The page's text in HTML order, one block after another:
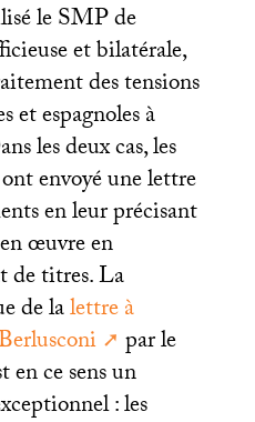
leSMPde
et bilatérale,
des tensions
et espagnoles à
les deux cas, les
envoyé une lettre
en leur précisant
œuvre en
de titres. La
de lalettre à
par le
en ce sens un
: les